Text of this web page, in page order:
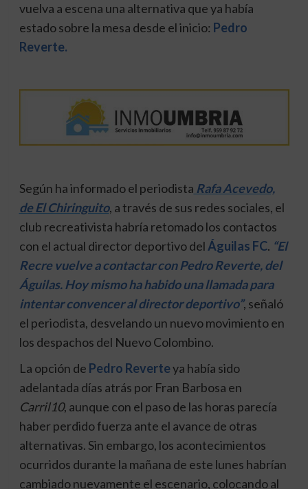
vuelva a escena una alternativa que ya había
estado sobre la mesa desde el inicio: Pedro
Reverte.
Según ha informado el periodista Rafa Acevedo,
de El Chiringuito, a través de sus redes sociales, el
club recreativista habría retomado los contactos
con el actual director deportivo delÁguilas FC. “El
Recre vuelve a contactar con Pedro Reverte, del
Águilas. Hoy mismo ha habido una llamada para
intentar convencer al director deportivo”, señaló
el periodista, desvelando un nuevo movimiento en
los despachos del Nuevo Colombino.
La opción de Pedro Reverteya había sido
adelantada días atrás por Fran Barbosa en
Carril10, aunque con el paso de las horas parecía
haber perdido fuerza ante el avance de otras
alternativas. Sin embargo, los acontecimientos
ocurridos durante la mañana de este lunes habrían
cambiado nuevamente el escenario, colocando al